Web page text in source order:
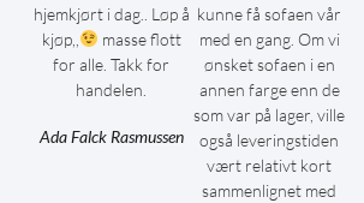
hjemkjørt i dag.. Løp å
kjøp,,
masse flott
for alle. Takk for
handelen.
Ada Falck Rasmussen
kunne få sofaen vår
med en gang. Om vi
ønsket sofaen i en
annen farge enn de
som var på lager, ville
også leveringstiden
vært relativt kort
sammenlignet med